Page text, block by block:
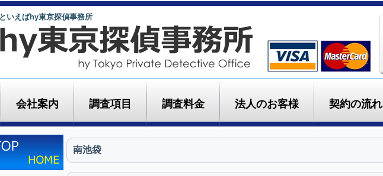
いえばhy東京探偵事務所
会社案内 調査項目 調査料金 法人のお客様 契約の流れ
南池袋